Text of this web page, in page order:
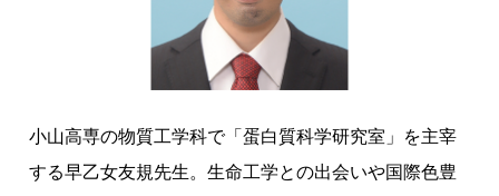
を
研
小山高専の物質工学科で「蛋白質科学研究室」を主宰
する早乙女友規先生。生命工学との出会いや国際色豊